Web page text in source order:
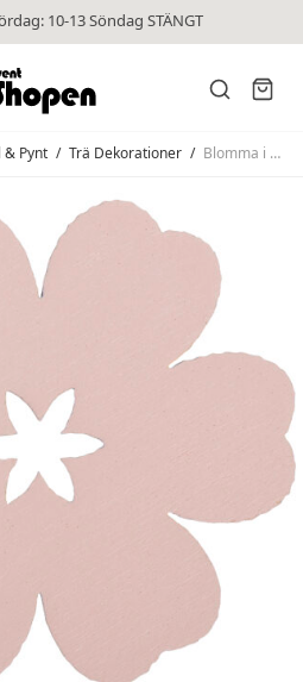
10-13 Söndag STÄNGT
& Pynt / Trä Dekorationer / Blomma i Trä Rosa